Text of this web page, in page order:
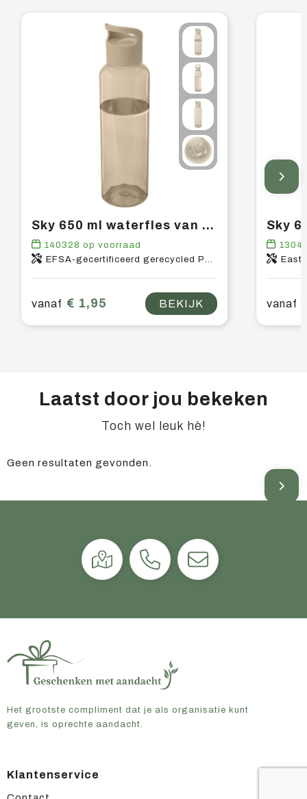
Sky 650 ml waterfles van gerecycled plastic
140328 op voorraad
EFSA-gecertificeerd gerecycled PET-kunststof, PP-kunststof
vanaf € 1,95 BEKIJK vanaf
Laatst door jou bekeken
Toch wel leuk hè!
Geen resultaten gevonden.
Het grootste compliment dat je als organisatie kunt
geven, is oprechte aandacht.
Klantenservice